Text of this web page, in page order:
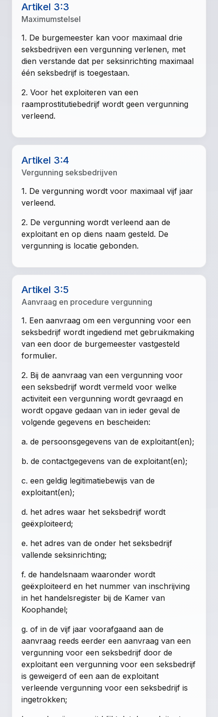
Artikel 3:3
Maximumstelsel
1. De burgemeester kan voor maximaal drie
seksbedrijven een vergunning verlenen, met
dien verstande dat per seksinrichting maximaal
één seksbedrijf is toegestaan.
2. Voor het exploiteren van een
raamprostitutiebedrijf wordt geen vergunning
verleend.
Artikel 3:4
Vergunning seksbedrijven
1. De vergunning wordt voor maximaal vijf jaar
verleend.
2. De vergunning wordt verleend aan de
exploitant en op diens naam gesteld. De
vergunning is locatie gebonden.
Artikel 3:5
Aanvraag en procedure vergunning
1. Een aanvraag om een vergunning voor een
seksbedrijf wordt ingediend met gebruikmaking
van een door de burgemeester vastgesteld
formulier.
2. Bij de aanvraag van een vergunning voor
een seksbedrijf wordt vermeld voor welke
activiteit een vergunning wordt gevraagd en
wordt opgave gedaan van in ieder geval de
volgende gegevens en bescheiden:
a. de persoonsgegevens van de exploitant(en);
b. de contactgegevens van de exploitant(en);
c. een geldig legitimatiebewijs van de
exploitant(en);
d. het adres waar het seksbedrijf wordt
geëxploiteerd;
e. het adres van de onder het seksbedrijf
vallende seksinrichting;
f. de handelsnaam waaronder wordt
geëxploiteerd en het nummer van inschrijving
in het handelsregister bij de Kamer van
Koophandel;
g. of in de vijf jaar voorafgaand aan de
aanvraag reeds eerder een aanvraag van een
vergunning voor een seksbedrijf door de
exploitant een vergunning voor een seksbedrijf
is geweigerd of een aan de exploitant
verleende vergunning voor een seksbedrijf is
ingetrokken;